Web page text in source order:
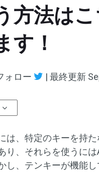
方法は
す！
ォロー | 最終更新
は、特定のキーを持
り、それらを使うに
し、テンキーが機能